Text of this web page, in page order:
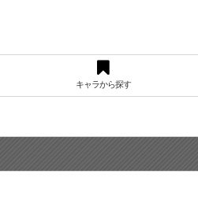
キャラから探す